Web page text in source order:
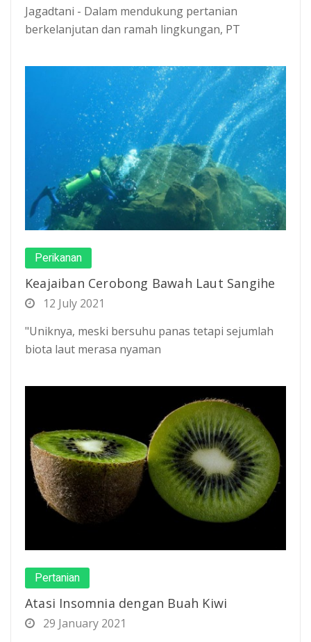
Jagadtani - Dalam mendukung pertanian
berkelanjutan dan ramah lingkungan, PT
Perikanan
Keajaiban Cerobong Bawah Laut Sangihe
12 July 2021
"Uniknya, meski bersuhu panas tetapi sejumlah
biota laut merasa nyaman
Pertanian
Atasi Insomnia dengan Buah Kiwi
29 January 2021